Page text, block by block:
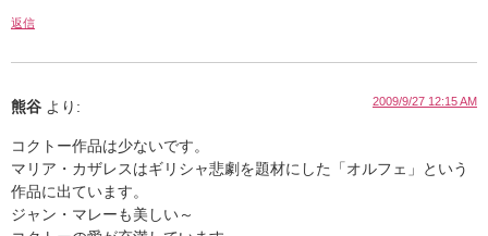
返信
熊谷 より: 2009/9/27 12:15 AM
コクトー作品は少ないです。
マリア・カザレスはギリシャ悲劇を題材にした「オルフェ」という
作品に出ています。
ジャン・マレーも美しい～